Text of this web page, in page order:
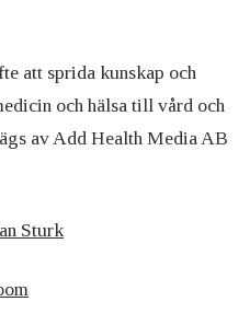
att sprida kunskap och
och hälsa till vård och
av Add Health Media AB
Sturk